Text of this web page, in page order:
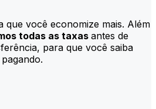
que você economize mais. Além
todas as taxas antes de
para que você saiba